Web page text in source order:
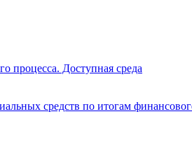
процесса. Доступная среда
средств по итогам